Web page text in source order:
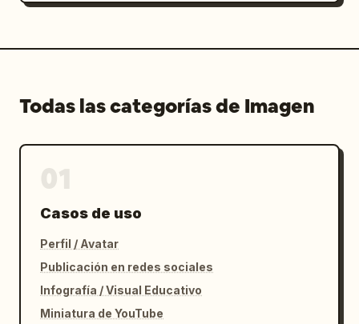
"frente medio", "espalda media", "detalle"]}
Todas las categorías de Imagen
Casos de uso
Perfil / Avatar
Publicación en redes sociales
Infografía / Visual Educativo
Miniatura de YouTube